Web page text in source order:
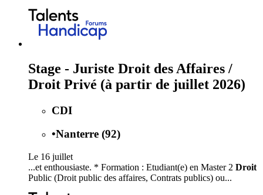
Stage - Juriste Droit des Affaires /
Droit Privé (à partir de juillet 2026)
CDI
•Nanterre (92)
Le 16 juillet
...et enthousiaste. * Formation : Etudiant(e) en Master 2 Droit
Public (Droit public des affaires, Contrats publics) ou...